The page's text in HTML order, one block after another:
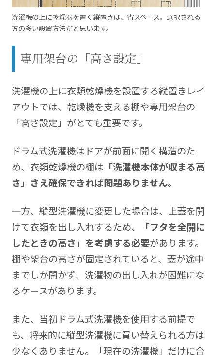
洗濯機の上に乾燥器を置く縦置きは、省スペース。選択される
方の多い設置方法だと思います。
専用架台の「高さ設定」
洗濯機の上に衣類乾燥機を設置する縦置きレイ
アウトでは、乾燥機を支える棚や専用架台の
「高さ設定」がとても重要です。
ドラム式洗濯機はドアが前面に開く構造のた
め、衣類乾燥機の棚は 「洗濯機本体が収まる高
さ」さえ確保できれば問題ありません。
一方、縦型洗濯機に変更した場合は、上蓋を開
けて衣類を出し入れするため、
「フタを全開に
したときの高さ」を考慮する必要があります。
棚や架台の高さが固定されていると、蓋が途中
までしか開かず、洗濯物の出し入れが困難にな
るケースがあります。
また、当初ドラム式洗濯機を使用する前提で
も、将来的に縦型洗濯機に買い替えられる方は
少なくありません。「現在の洗濯機」だけに合